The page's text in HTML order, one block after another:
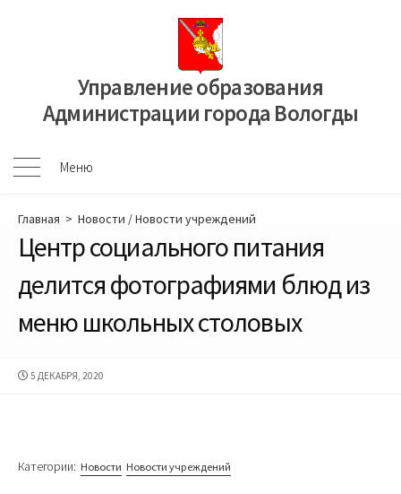
Управление образования
Администрации города Вологды
Меню
Меню
Главная > Новости /Новости учреждений
Центр социального питания
делится фотографиями блюд из
меню школьных столовых
ДАТА
5 ДЕКАБРЯ, 2020
Категории: Новости Новости учреждений